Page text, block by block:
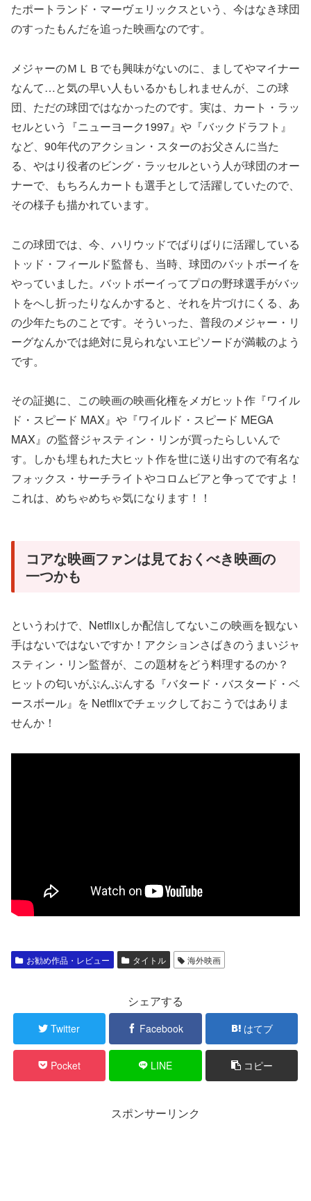
たポートランド・マーヴェリックスという、今はなき球団
のすったもんだを追った映画なのです。
メジャーのＭＬＢでも興味がないのに、ましてやマイナー
なんて…と気の早い人もいるかもしれませんが、この球
団、ただの球団ではなかったのです。実は、カート・ラッ
セルという『ニューヨーク1997』や『バックドラフト』
など、90年代のアクション・スターのお父さんに当た
る、やはり役者のビング・ラッセルという人が球団のオー
ナーで、もちろんカートも選手として活躍していたので、
その様子も描かれています。
この球団では、今、ハリウッドでばりばりに活躍している
トッド・フィールド監督も、当時、球団のバットボーイを
やっていました。バットボーイってプロの野球選手がバッ
トをへし折ったりなんかすると、それを片づけにくる、あ
の少年たちのことです。そういった、普段のメジャー・リ
ーグなんかでは絶対に見られないエピソードが満載のよう
です。
その証拠に、この映画の映画化権をメガヒット作『ワイル
ド・スピード MAX』や『ワイルド・スピード MEGA
MAX』の監督ジャスティン・リンが買ったらしいんで
す。しかも埋もれた大ヒット作を世に送り出すので有名な
フォックス・サーチライトやコロムビアと争ってですよ！
これは、めちゃめちゃ気になります！！
コアな映画ファンは見ておくべき映画の
一つかも
というわけで、Netflixしか配信してないこの映画を観ない
手はないではないですか！アクションさばきのうまいジャ
スティン・リン監督が、この題材をどう料理するのか？
ヒットの匂いがぷんぷんする『バタード・バスタード・ベ
ースボール』を Netflixでチェックしておこうではありま
せんか！
お勧め作品・レビュー タイトル 海外映画
シェアする
Twitter Facebook はてブ
Pocket LINE コピー
スポンサーリンク